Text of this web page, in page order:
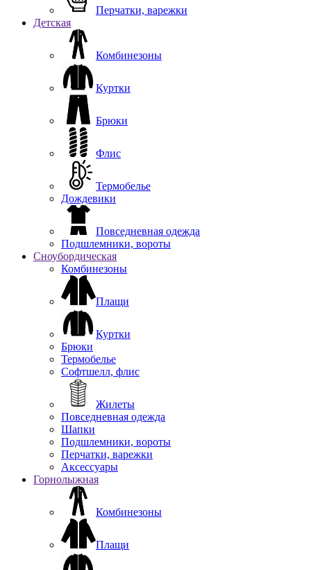
Перчатки, варежки
Детская
Комбинезоны
Куртки
Брюки
Флис
Термобелье
Дождевики
Повседневная одежда
Подшлемники, вороты
Сноубордическая
Комбинезоны
Плащи
Куртки
Брюки
Термобелье
Софтшелл, флис
Жилеты
Повседневная одежда
Шапки
Подшлемники, вороты
Перчатки, варежки
Аксессуары
Горнолыжная
Комбинезоны
Плащи